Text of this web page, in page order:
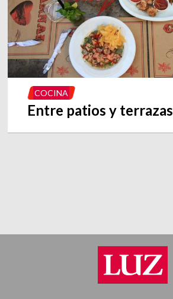
COCINA
Entre patios y terrazas